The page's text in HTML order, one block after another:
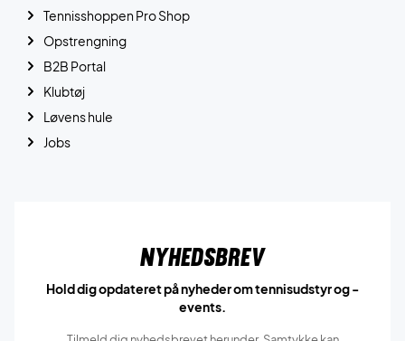
Tennisshoppen Pro Shop
Opstrengning
B2B Portal
Klubtøj
Løvens hule
Jobs
Nyhedsbrev
Hold dig opdateret på nyheder om tennisudstyr og -
events.